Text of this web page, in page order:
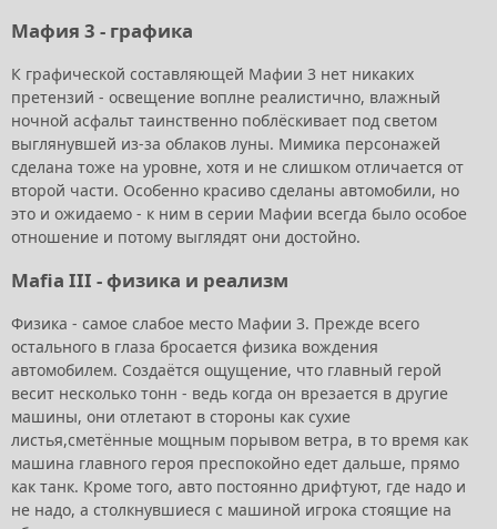
Мафия 3 - графика
К графической составляющей Мафии 3 нет никаких
претензий - освещение воплне реалистично, влажный
ночной асфальт таинственно поблёскивает под светом
выглянувшей из-за облаков луны. Мимика персонажей
сделана тоже на уровне, хотя и не слишком отличается от
второй части. Особенно красиво сделаны автомобили, но
это и ожидаемо - к ним в серии Мафии всегда было особое
отношение и потому выглядят они достойно.
Mafia III - физика и реализм
Физика - самое слабое место Мафии 3. Прежде всего
остального в глаза бросается физика вождения
автомобилем. Создаётся ощущение, что главный герой
весит несколько тонн - ведь когда он врезается в другие
машины, они отлетают в стороны как сухие
листья,сметённые мощным порывом ветра, в то время как
машина главного героя преспокойно едет дальше, прямо
как танк. Кроме того, авто постоянно дрифтуют, где надо и
не надо, а столкнувшиеся с машиной игрока стоящие на